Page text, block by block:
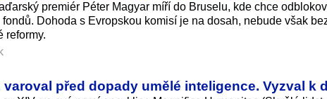
premiér Péter Magyar míří do Bruselu, kde chce
Dohoda s Evropskou komisí je na dosah, nebude však
reformy.
varoval před dopady umělé inteligence. Vyzval k